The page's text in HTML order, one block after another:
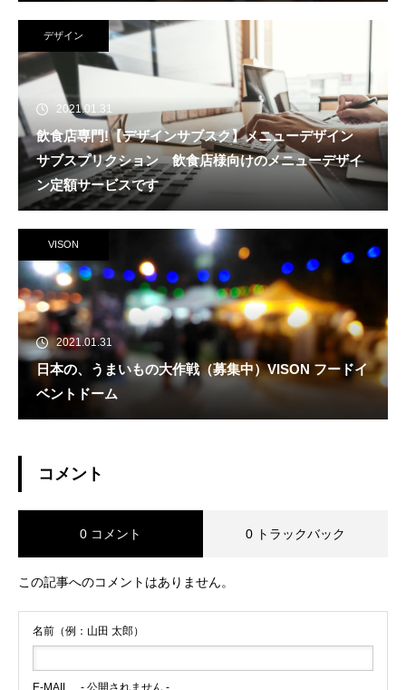
デザイン
2021.01.31
飲食店専門!【デザインサブスク】メニューデザイン
サブスプリクション 飲食店様向けのメニューデザイ
ン定額サービスです
VISON
2021.01.31
日本の、うまいもの大作戦（募集中）VISON フードイ
ベントドーム
コメント
0 コメント 0 トラックバック
この記事へのコメントはありません。
名前（例：山田 太郎）
E-MAIL - 公開されません -